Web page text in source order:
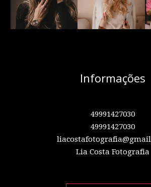
Informações
49991427030
49991427030
Lia Costa Fotografia